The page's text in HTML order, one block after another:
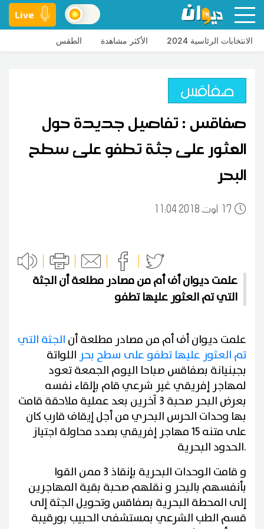
Live
الانتخابات الرئاسية 2024 الأكثر مشاهدة الطقس
صفاقس
صفاقس : تفاصيل جديدة حول
العثور على جثة تطفو على سطح
البحر
17 11:04 2018 أوت
علمت ديوان أف أم من مصادر مطلعة أن الجثة
التي تم العثور عليها تطفو
علمت ديوان أف أم من مصادر مطلعة أن الجثة التي
تم العثور عليها تطفو على سطح بحر اللواتة
بجبنيانة بصفاقس صباحا اليوم الجمعة تعود
لمهاجر إفريقي غير شرعي قام بإلقاء نفسه
بعرض البحر صحبة 3 آخرين بعد عملية ملاحقة قامت
بها وحدات الحرس البحري من أجل إيقاف قارب كان
على متنه 15 مهاجر إفريقي بصدد محاولة اجتياز
الحدود البحرية.
و قامت الوحدات البحرية بإنقاذ 3 ممن القوا
بأنفسهم بالبحر و نقلهم صحبة بقية المهاجرين
إلى المحطة البحرية بصفاقس وتحويل الجثة إلى
قسم الطب الشرعي بمستشفى الحبيب بورقيبة